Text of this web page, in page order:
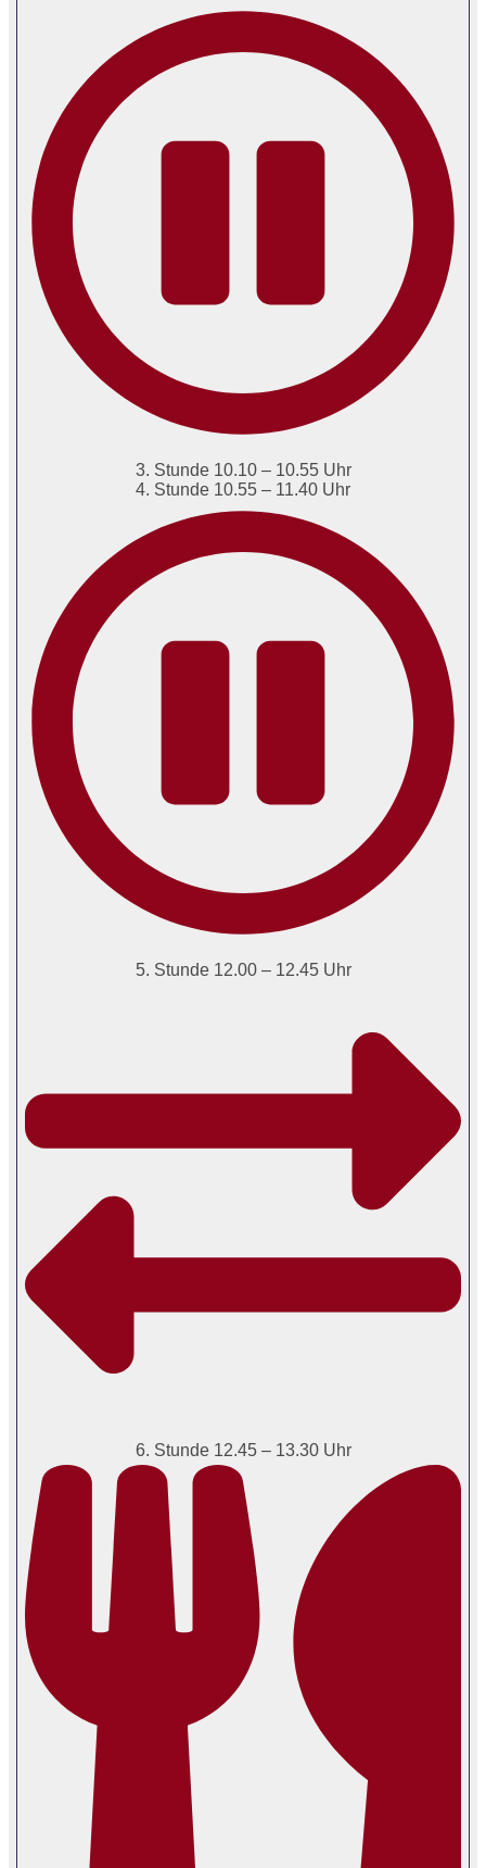
3. Stunde 10.10 – 10.55 Uhr
4. Stunde 10.55 – 11.40 Uhr
5. Stunde 12.00 – 12.45 Uhr
6. Stunde 12.45 – 13.30 Uhr